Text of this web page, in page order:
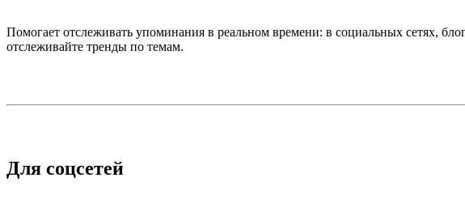
Помогает отслеживать упоминания в реальном времени: в социальных сетях,
отслеживайте тренды по темам.
Для соцсетей